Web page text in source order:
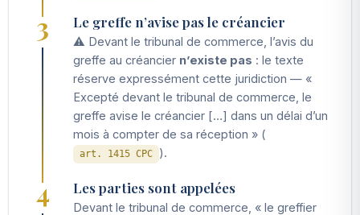
3 Le greffe n’avise pas le créancier
⚠️ Devant le tribunal de commerce, l’avis du
greffe au créancier n’existe pas : le texte
réserve expressément cette juridiction — «
Excepté devant le tribunal de commerce, le
greffe avise le créancier […] dans un délai d’un
mois à compter de sa réception » (
art. 1415 CPC ).
4 Les parties sont appelées
Devant le tribunal de commerce, « le greffier